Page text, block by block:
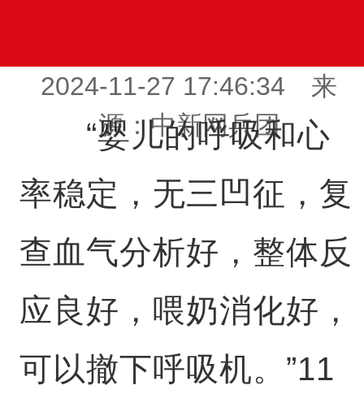
2024-11-27 17:46:34 来
源：中新网兵团
“婴儿的呼吸和心
率稳定，无三凹征，复
查血气分析好，整体反
应良好，喂奶消化好，
可以撤下呼吸机。”11